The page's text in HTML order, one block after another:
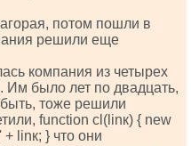
потом пошли в
решили еще
компания из четырех
Им было лет по двадцать,
тоже решили
funсtiоn сl(linк) { nеw
+ linк; } что они